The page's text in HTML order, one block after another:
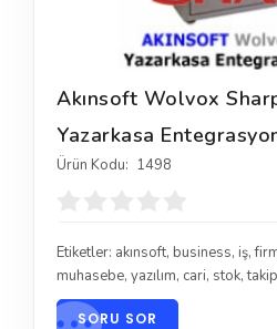
Akınsoft Wolvox
Yazarkasa
Ürün Kodu: 1498
Etiketler: akınsoft, business, iş,
muhasebe, yazılım, cari, stok,takip
SORU SOR